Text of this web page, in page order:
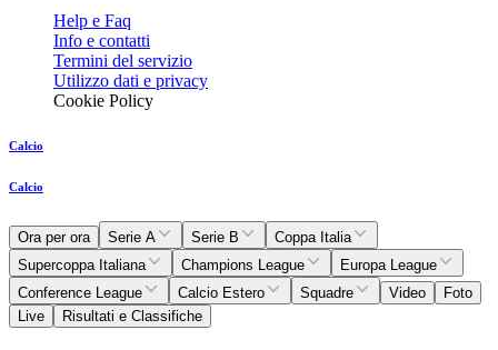
Help e Faq
Info e contatti
Termini del servizio
Utilizzo dati e privacy
Cookie Policy
Calcio
Calcio
Ora per ora Serie A Serie B
Coppa Italia
Supercoppa Italiana
Champions League
Europa League
Conference League
Calcio Estero Squadre Video
Foto
Live
Risultati e Classifiche